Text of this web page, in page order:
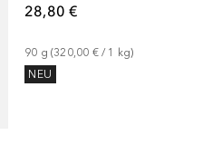
28,80 €
90 g (320,00 € / 1 kg)
NEU